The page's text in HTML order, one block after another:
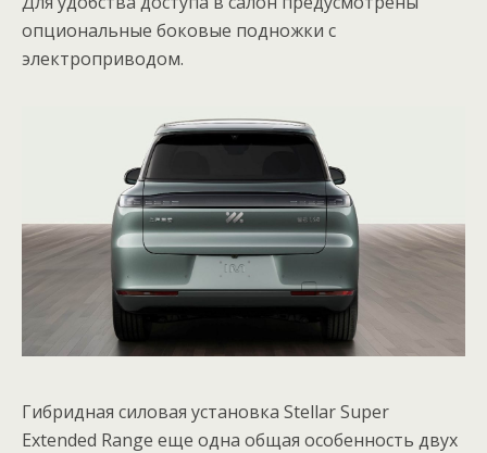
опциональные боковые подножки с
электроприводом.
Гибридная силовая установка Stellar Super
Extended Range еще одна общая особенность двух